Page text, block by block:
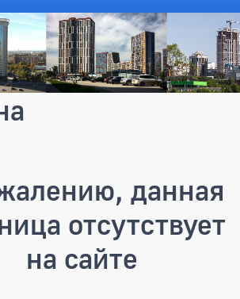
данная
отсутствует
на сайте